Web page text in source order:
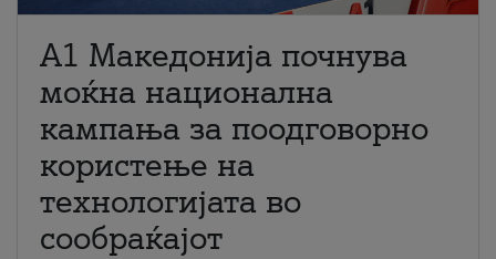
A1 Македонија почнува
моќна национална
кампања за поодговорно
користење на
технологијата во
сообраќајот